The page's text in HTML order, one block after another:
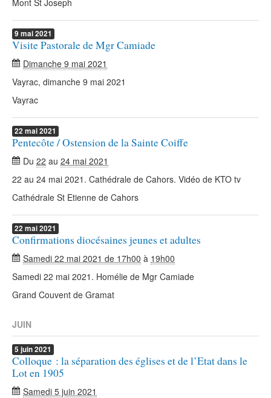
Mont St Joseph
9 mai2021
Visite Pastorale de Mgr Camiade
Dimanche 9 mai 2021
Vayrac, dimanche 9 mai 2021
Vayrac
22 mai2021
Pentecôte / Ostension de la Sainte Coiffe
Du 22 au 24 mai 2021
22 au 24 mai 2021. Cathédrale de Cahors. Vidéo de KTO tv
Cathédrale St Etienne de Cahors
22 mai2021
Confirmations diocésaines jeunes et adultes
Samedi 22 mai 2021 de 17h00 à 19h00
Samedi 22 mai 2021. Homélie de Mgr Camiade
Grand Couvent de Gramat
JUIN
5 juin2021
Colloque : la séparation des églises et de l’Etat dans le
Lot en 1905
Samedi 5 juin 2021